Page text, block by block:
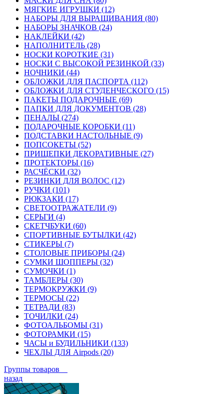
МЯГКИЕ ИГРУШКИ (12)
НАБОРЫ ДЛЯ ВЫРАЩИВАНИЯ (80)
НАБОРЫ ЗНАЧКОВ (24)
НАКЛЕЙКИ (42)
НАПОЛНИТЕЛЬ (28)
НОСКИ КОРОТКИЕ (31)
НОСКИ С ВЫСОКОЙ РЕЗИНКОЙ (33)
НОЧНИКИ (44)
ОБЛОЖКИ ДЛЯ ПАСПОРТА (112)
ОБЛОЖКИ ДЛЯ СТУДЕНЧЕСКОГО (15)
ПАКЕТЫ ПОДАРОЧНЫЕ (69)
ПАПКИ ДЛЯ ДОКУМЕНТОВ (28)
ПЕНАЛЫ (274)
ПОДАРОЧНЫЕ КОРОБКИ (11)
ПОДСТАВКИ НАСТОЛЬНЫЕ (9)
ПОПСОКЕТЫ (52)
ПРИЩЕПКИ ДЕКОРАТИВНЫЕ (27)
ПРОТЕКТОРЫ (16)
РАСЧЁСКИ (32)
РЕЗИНКИ ДЛЯ ВОЛОС (12)
РУЧКИ (101)
РЮКЗАКИ (17)
СВЕТООТРАЖАТЕЛИ (9)
СЕРЬГИ (4)
СКЕТЧБУКИ (60)
СПОРТИВНЫЕ БУТЫЛКИ (42)
СТИКЕРЫ (7)
СТОЛОВЫЕ ПРИБОРЫ (24)
СУМКИ ШОППЕРЫ (32)
СУМОЧКИ (1)
ТАМБЛЕРЫ (30)
ТЕРМОКРУЖКИ (9)
ТЕРМОСЫ (22)
ТЕТРАДИ (83)
ТОЧИЛКИ (24)
ФОТОАЛЬБОМЫ (31)
ФОТОРАМКИ (15)
ЧАСЫ и БУДИЛЬНИКИ (133)
ЧЕХЛЫ ДЛЯ Airpods (20)
Группы товаров
назад